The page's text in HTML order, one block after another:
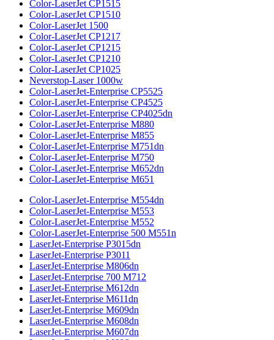
Color-LaserJet CP1515
Color-LaserJet CP1510
Color-LaserJet 1500
Color-LaserJet CP1217
Color-LaserJet CP1215
Color-LaserJet CP1210
Color-LaserJet CP1025
Neverstop-Laser 1000w
Color-LaserJet-Enterprise CP5525
Color-LaserJet-Enterprise CP4525
Color-LaserJet-Enterprise CP4025dn
Color-LaserJet-Enterprise M880
Color-LaserJet-Enterprise M855
Color-LaserJet-Enterprise M751dn
Color-LaserJet-Enterprise M750
Color-LaserJet-Enterprise M652dn
Color-LaserJet-Enterprise M651
Color-LaserJet-Enterprise M554dn
Color-LaserJet-Enterprise M553
Color-LaserJet-Enterprise M552
Color-LaserJet-Enterprise 500 M551n
LaserJet-Enterprise P3015dn
LaserJet-Enterprise P3011
LaserJet-Enterprise M806dn
LaserJet-Enterprise 700 M712
LaserJet-Enterprise M612dn
LaserJet-Enterprise M611dn
LaserJet-Enterprise M609dn
LaserJet-Enterprise M608dn
LaserJet-Enterprise M607dn